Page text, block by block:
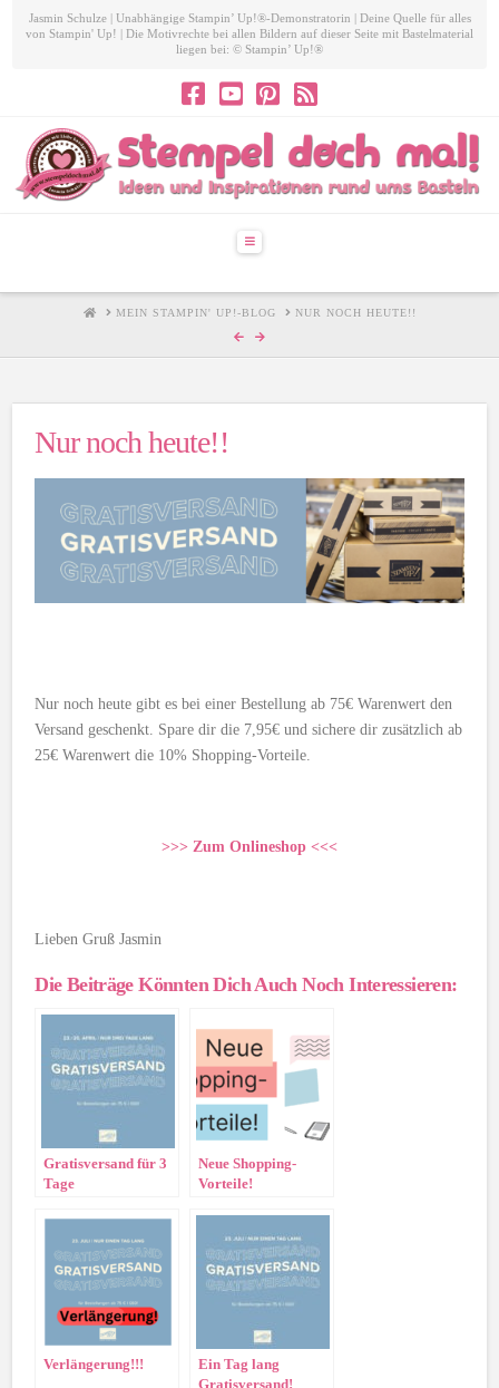
Jasmin Schulze | Unabhängige Stampin’ Up!®-Demonstratorin | Deine Quelle für alles
von Stampin' Up! | Die Motivrechte bei allen Bildern auf dieser Seite mit Bastelmaterial
liegen bei: © Stampin’ Up!®
Navigation
HOMEMEIN STAMPIN' UP!-BLOG NUR NOCH HEUTE!!
Nur noch heute!!
Nur noch heute gibt es bei einer Bestellung ab 75€ Warenwert den
Versand geschenkt. Spare dir die 7,95€ und sichere dir zusätzlich ab
25€ Warenwert die 10% Shopping-Vorteile.
>>> Zum Onlineshop <<<
Lieben Gruß Jasmin
Die Beiträge Könnten Dich Auch Noch Interessieren:
Gratisversand für 3
Tage
Neue Shopping-
Vorteile!
Verlängerung!!!
Ein Tag lang
Gratisversand!